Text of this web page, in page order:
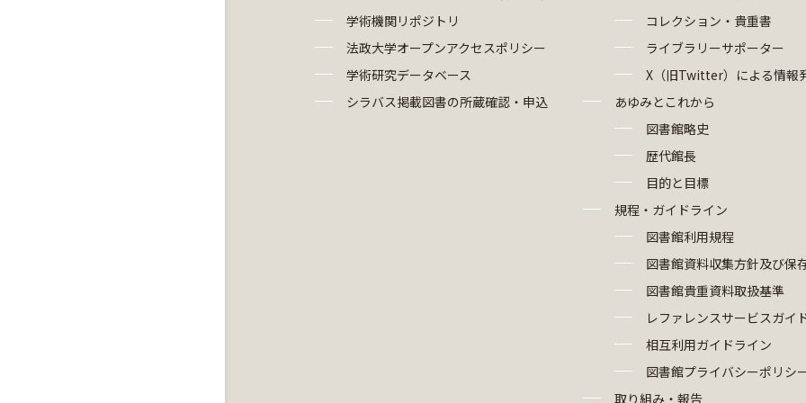
学術機関リポジトリ
法政大学オープンアクセスポリシー
学術研究データベース
シラバス掲載図書の所蔵確認・申込
コレクション・貴重書
ライブラリーサポーター
X（旧Twitter）による情報
あゆみとこれから
図書館略史
歴代館長
目的と目標
規程・ガイドライン
図書館利用規程
図書館資料収集方針及び保
図書館貴重資料取扱基準
レファレンスサービスガイ
相互利用ガイドライン
図書館プライバシーポリシ
取り組み・報告